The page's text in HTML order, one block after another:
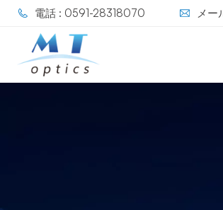
電話 : 0591-28318070 メー